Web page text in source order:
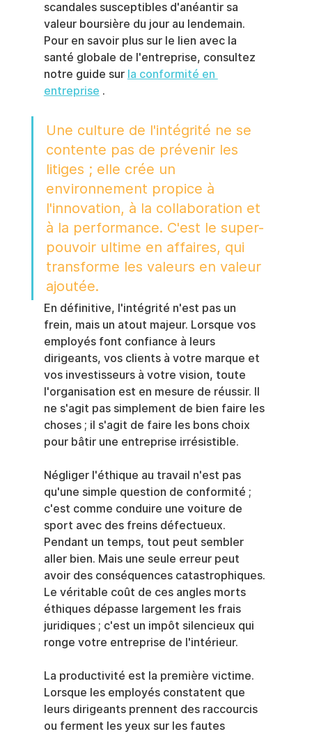
scandales susceptibles d'anéantir sa
valeur boursière du jour au lendemain.
Pour en savoir plus sur le lien avec la
santé globale de l'entreprise, consultez
notre guide sur la conformité en
entreprise .
Une culture de l'intégrité ne se
contente pas de prévenir les
litiges ; elle crée un
environnement propice à
l'innovation, à la collaboration et
à la performance. C'est le super-
pouvoir ultime en affaires, qui
transforme les valeurs en valeur
ajoutée.
En définitive, l'intégrité n'est pas un
frein, mais un atout majeur. Lorsque vos
employés font confiance à leurs
dirigeants, vos clients à votre marque et
vos investisseurs à votre vision, toute
l'organisation est en mesure de réussir. Il
ne s'agit pas simplement de bien faire les
choses ; il s'agit de faire les bons choix
pour bâtir une entreprise irrésistible.
Négliger l'éthique au travail n'est pas
qu'une simple question de conformité ;
c'est comme conduire une voiture de
sport avec des freins défectueux.
Pendant un temps, tout peut sembler
aller bien. Mais une seule erreur peut
avoir des conséquences catastrophiques.
Le véritable coût de ces angles morts
éthiques dépasse largement les frais
juridiques ; c'est un impôt silencieux qui
ronge votre entreprise de l'intérieur.
La productivité est la première victime.
Lorsque les employés constatent que
leurs dirigeants prennent des raccourcis
ou ferment les yeux sur les fautes